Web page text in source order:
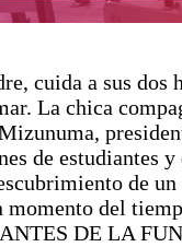
cuida a sus
La chica
de estudiantes
de
del
DE LA